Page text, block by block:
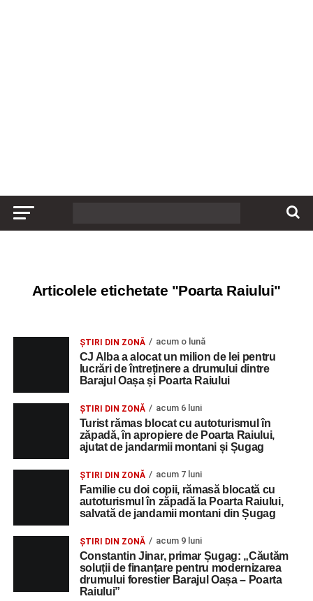
Articolele etichetate "Poarta Raiului"
ȘTIRI DIN ZONĂ acum o lună
CJ Alba a alocat un milion de lei pentru
lucrări de întreținere a drumului dintre
Barajul Oașa și Poarta Raiului
ȘTIRI DIN ZONĂ acum 6 luni
Turist rămas blocat cu autoturismul în
zăpadă, în apropiere de Poarta Raiului,
ajutat de jandarmii montani și Șugag
ȘTIRI DIN ZONĂ acum 7 luni
Familie cu doi copii, rămasă blocată cu
autoturismul în zăpadă la Poarta Raiului,
salvată de jandamii montani din Șugag
ȘTIRI DIN ZONĂ acum 9 luni
Constantin Jinar, primar Șugag: „Căutăm
soluții de finanțare pentru modernizarea
drumului forestier Barajul Oașa – Poarta
Raiului”